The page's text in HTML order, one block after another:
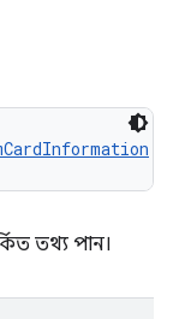
তথ্য পান।